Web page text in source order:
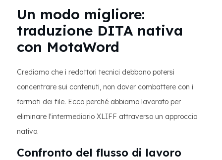
Un modo migliore:
traduzione DITA nativa
con MotaWord
Crediamo che i redattori tecnici debbano potersi
concentrare sui contenuti, non dover combattere con i
formati dei file. Ecco perché abbiamo lavorato per
eliminare l'intermediario XLIFF attraverso un approccio
nativo.
Confronto del flusso di lavoro